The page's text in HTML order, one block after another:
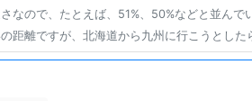
なので、たとえば、51%、50%などと並んで
距離ですが、北海道から九州に行こうとした